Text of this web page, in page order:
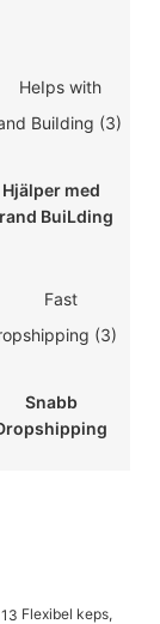
Hjälper med
BuiLding
Snabb
Flexibel keps,